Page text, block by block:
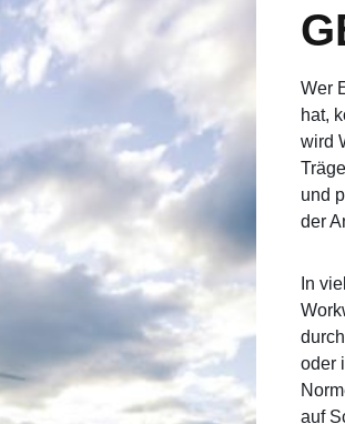
Wer
hat,
wird
und
der
In
oder
auf